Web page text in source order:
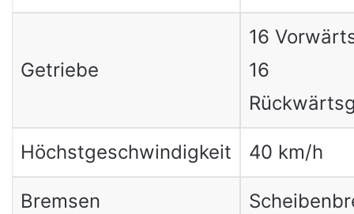
Getriebe
16
16
Höchstgeschwindigkeit 40 km/h
Bremsen